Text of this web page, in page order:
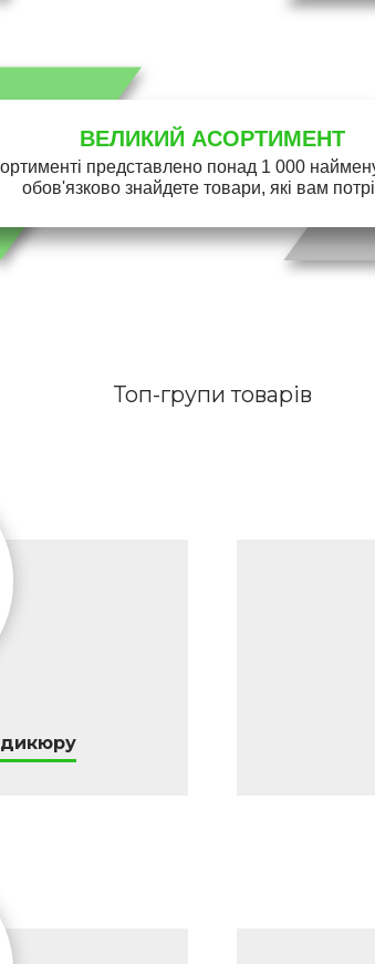
ВЕЛИКИЙ АСОРТИМЕНТ
представлено понад 1 000
обов'язково знайдете товари, які вам
Топ-групи товарів